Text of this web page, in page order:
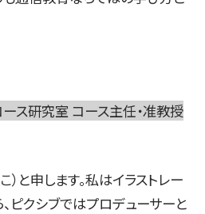
ース研究室 コース主任・准教授
）と申します。私はイラストレー
ピクシブではプロデューサーと